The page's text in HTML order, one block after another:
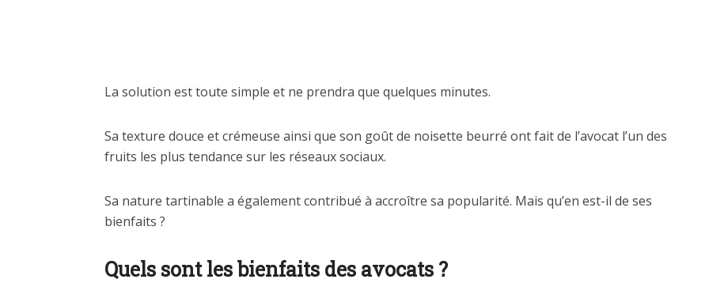
La solution est toute simple et ne prendra que quelques minutes.
Sa texture douce et crémeuse ainsi que son goût de noisette beurré ont fait de l’avocat l’un des
fruits les plus tendance sur les réseaux sociaux.
Sa nature tartinable a également contribué à accroître sa popularité. Mais qu’en est-il de ses
bienfaits ?
Quels sont les bienfaits des avocats ?